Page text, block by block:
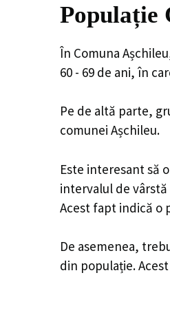
Populație
În Comuna
60 - 69 de ani, în
Pe de altă parte,
comunei Așchileu.
Este interesant să
intervalul de vârstă
Acest fapt indică o
De asemenea,
din populație.